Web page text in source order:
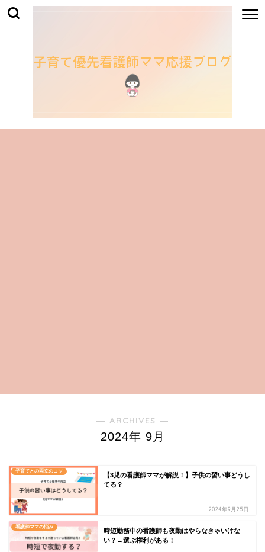
― ARCHIVES ―
2024年 9月
子育てとの両立のコツ
【3児の看護師ママが解説！】子供の習い事どうし
てる？
2024年9月25日
看護師ママの悩み
時短勤務中の看護師も夜勤はやらなきゃいけな
い？→選ぶ権利がある！